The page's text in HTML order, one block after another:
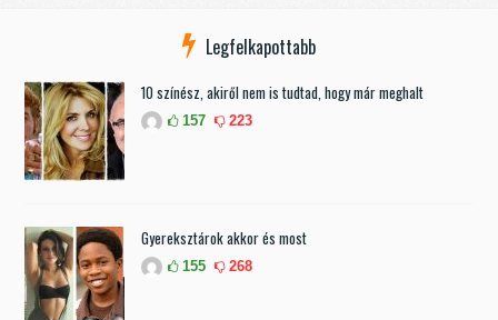
Legfelkapottabb
10 színész, akiről nem is tudtad, hogy már meghalt
157 223
Gyereksztárok akkor és most
155 268